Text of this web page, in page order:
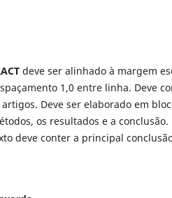
deve ser alinhado à margem
1,0 entre linha. Deve
Deve ser elaborado em
os resultados e a
deve conter a principal